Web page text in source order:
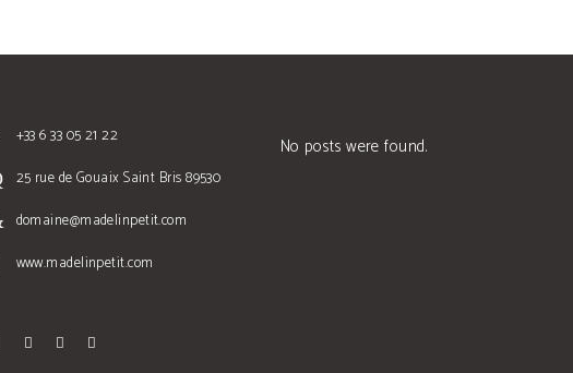
+33 6 33 05 21 22
25 rue de Gouaix Saint Bris 89530
domaine@madelinpetit.com
www.madelinpetit.com
No posts were found.